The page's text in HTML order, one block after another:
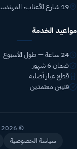
19 شارع الأعناب، المهندسين، الدقي
مواعيد الخدمة
24 ساعة — طول الأسبوع
ضمان 6 شهور
قطع غيار أصلية
فنيين معتمدين
© 2026
سياسة الخصوصية